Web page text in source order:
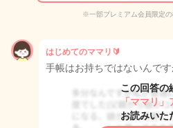
※一部プレミアム会員限定
はじめてのママリ🔰
手帳はお持ちではないんです
この回答の
「ママリ」
お読みいた